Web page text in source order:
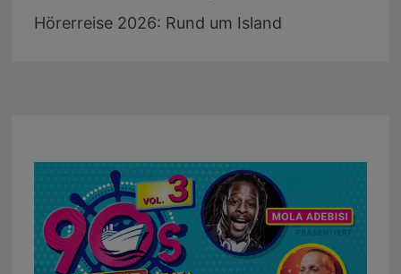
Hörerreise 2026: Rund um Island